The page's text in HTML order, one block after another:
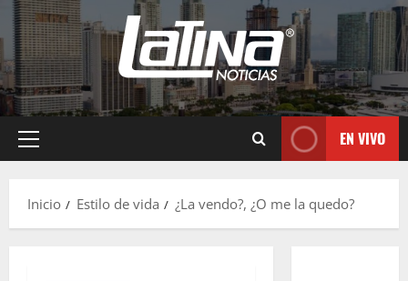
EN VIVO
Inicio Estilo de vida ¿La vendo?, ¿O me la quedo?